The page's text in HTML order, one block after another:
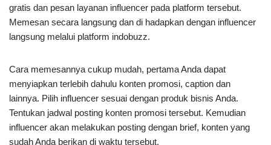
gratis dan pesan layanan influencer pada platform tersebut.
Memesan secara langsung dan di hadapkan dengan influencer
langsung melalui platform indobuzz.
Cara memesannya cukup mudah, pertama Anda dapat
menyiapkan terlebih dahulu konten promosi, caption dan
lainnya. Pilih influencer sesuai dengan produk bisnis Anda.
Tentukan jadwal posting konten promosi tersebut. Kemudian
influencer akan melakukan posting dengan brief, konten yang
sudah Anda berikan di waktu tersebut.